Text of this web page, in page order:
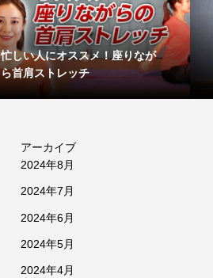
忙しい人にオススメ！座りなが
ら首肩ストレッチ
アーカイブ
2024年8月
2024年7月
2024年6月
2024年5月
2024年4月